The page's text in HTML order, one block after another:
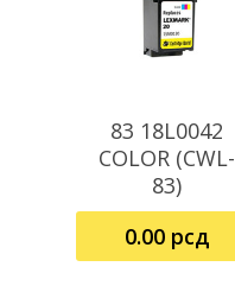
Dodaj U Korpu
83 18L0042
COLOR (CWL-
83)
0.00 рсд